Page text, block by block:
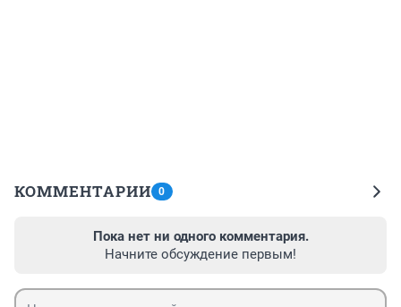
КОММЕНТАРИИ 0
Пока нет ни одного комментария.
Начните обсуждение первым!